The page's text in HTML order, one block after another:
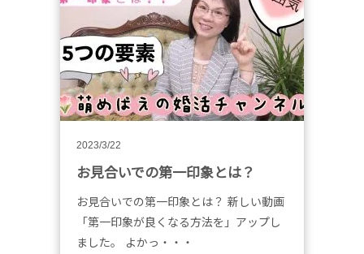
2023/3/22
お見合いでの第一印象とは？
お見合いでの第一印象とは？ 新しい動画
「第一印象が良くなる方法を」アップし
ました。 よかっ・・・